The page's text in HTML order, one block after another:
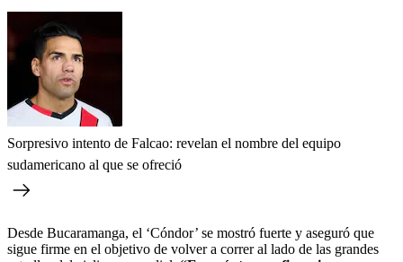
Sorpresivo intento de Falcao: revelan el nombre del equipo
sudamericano al que se ofreció
Desde Bucaramanga, el ‘Cóndor’ se mostró fuerte y aseguró que
sigue firme en el objetivo de volver a correr al lado de las grandes